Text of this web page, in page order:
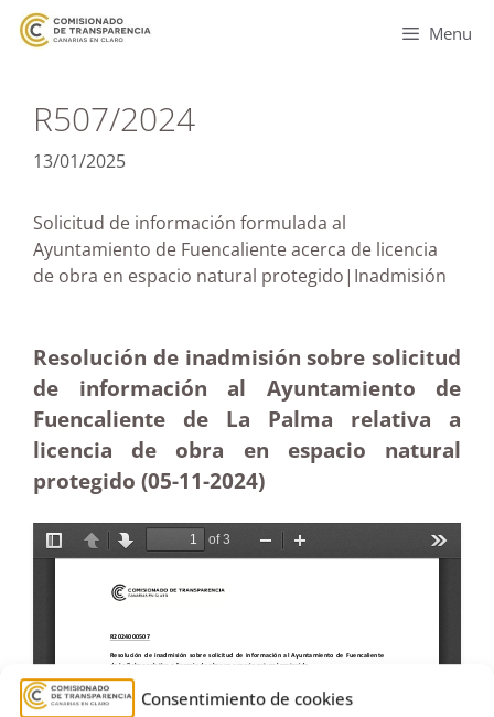
Consentimiento de cookies
Menu
R507/2024
13/01/2025
Solicitud de información formulada al
Ayuntamiento de Fuencaliente acerca de licencia
de obra en espacio natural protegido|Inadmisión
Resolución de inadmisión sobre solicitud
de información al Ayuntamiento de
Fuencaliente de La Palma relativa a
licencia de obra en espacio natural
protegido (05-11-2024)